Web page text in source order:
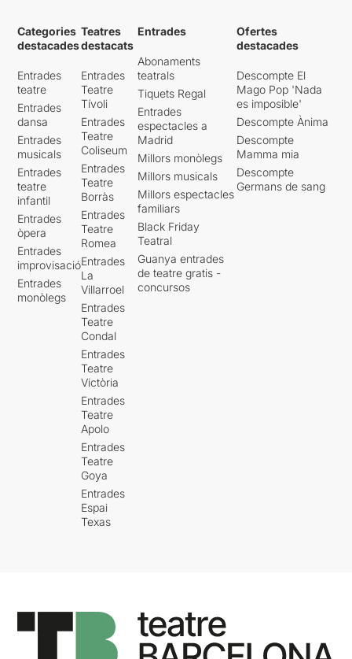
Categories
destacades
Entrades
teatre
Entrades
dansa
Entrades
musicals
Entrades
teatre
infantil
Entrades
òpera
Entrades
improvisació
Entrades
monòlegs
Teatres
destacats
Entrades
Teatre
Tívoli
Entrades
Teatre
Coliseum
Entrades
Teatre
Borràs
Entrades
Teatre
Romea
Entrades
La
Villarroel
Entrades
Teatre
Condal
Entrades
Teatre
Victòria
Entrades
Teatre
Apolo
Entrades
Teatre
Goya
Entrades
Espai
Texas
Entrades
Abonaments
teatrals
Tiquets Regal
Entrades
espectacles a
Madrid
Millors monòlegs
Millors musicals
Millors espectacles
familiars
Black Friday
Teatral
Guanya entrades
de teatre gratis -
concursos
Ofertes
destacades
Descompte El
Mago Pop 'Nada
es imposible'
Descompte Ànima
Descompte
Mamma mia
Descompte
Germans de sang